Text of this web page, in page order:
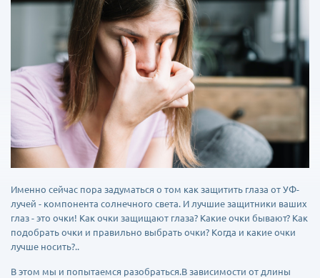
Именно сейчас пора задуматься о том как защитить глаза от УФ-
лучей - компонента солнечного света. И лучшие защитники ваших
глаз - это очки! Как очки защищают глаза? Какие очки бывают? Как
подобрать очки и правильно выбрать очки? Когда и какие очки
лучше носить?..
В этом мы и попытаемся разобраться.В зависимости от длины